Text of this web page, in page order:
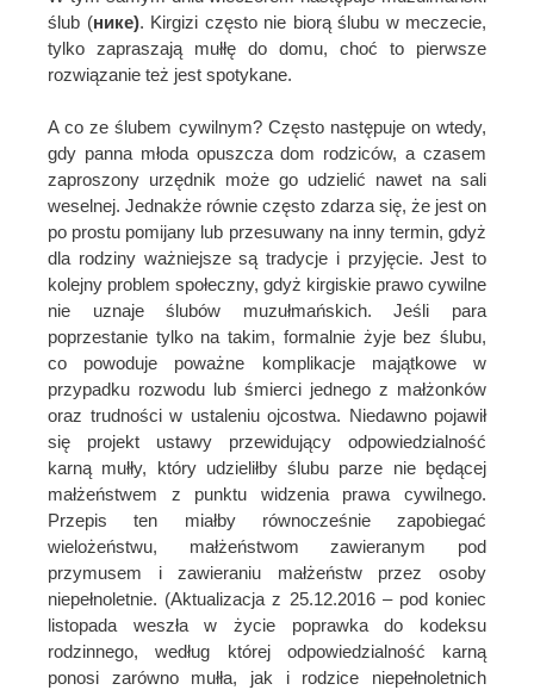
ślub (нике). Kirgizi często nie biorą ślubu w meczecie,
tylko zapraszają mułłę do domu, choć to pierwsze
rozwiązanie też jest spotykane.
A co ze ślubem cywilnym? Często następuje on wtedy,
gdy panna młoda opuszcza dom rodziców, a czasem
zaproszony urzędnik może go udzielić nawet na sali
weselnej. Jednakże równie często zdarza się, że jest on
po prostu pomijany lub przesuwany na inny termin, gdyż
dla rodziny ważniejsze są tradycje i przyjęcie. Jest to
kolejny problem społeczny, gdyż kirgiskie prawo cywilne
nie uznaje ślubów muzułmańskich. Jeśli para
poprzestanie tylko na takim, formalnie żyje bez ślubu,
co powoduje poważne komplikacje majątkowe w
przypadku rozwodu lub śmierci jednego z małżonków
oraz trudności w ustaleniu ojcostwa. Niedawno pojawił
się projekt ustawy przewidujący odpowiedzialność
karną mułły, który udzieliłby ślubu parze nie będącej
małżeństwem z punktu widzenia prawa cywilnego.
Przepis ten miałby równocześnie zapobiegać
wielożeństwu, małżeństwom zawieranym pod
przymusem i zawieraniu małżeństw przez osoby
niepełnoletnie. (Aktualizacja z 25.12.2016 – pod koniec
listopada weszła w życie poprawka do kodeksu
rodzinnego, według której odpowiedzialność karną
ponosi zarówno mułła, jak i rodzice niepełnoletnich